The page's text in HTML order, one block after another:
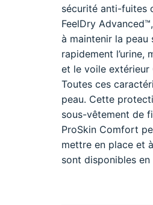
sécurité anti-fuites
FeelDry
à maintenir la
rapidement l’urine,
et le voile extérieur
Toutes ces
peau. Cette
sous-vêtement de
ProSkin Comfort
mettre en place et
sont disponibles